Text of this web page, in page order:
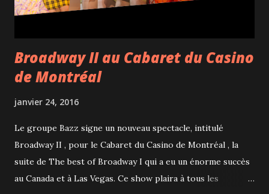
l'orange et figue fraîche. Par contre, pou...
Broadway II au Cabaret du Casino
de Montréal
janvier 24, 2016
Le groupe Bazz signe un nouveau spectacle, intitulé
Broadway II , pour le Cabaret du Casino de Montréal , la
suite de The best of Broadway I qui a eu un énorme succès
au Canada et à Las Vegas. Ce show plaira à tous les